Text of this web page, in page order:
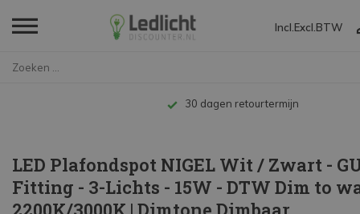
Incl. Excl. BTW
30 dagen retourtermijn
LED Plafondspot NIGEL Wit / Zwart -
Fitting - 3-Lichts - 15W - DTW Dim to